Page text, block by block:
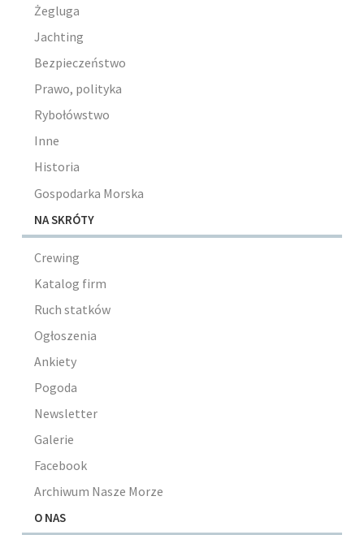
Żegluga
Jachting
Bezpieczeństwo
Prawo, polityka
Rybołówstwo
Inne
Historia
Gospodarka Morska
NA SKRÓTY
Crewing
Katalog firm
Ruch statków
Ogłoszenia
Ankiety
Pogoda
Newsletter
Galerie
Facebook
Archiwum Nasze Morze
O NAS